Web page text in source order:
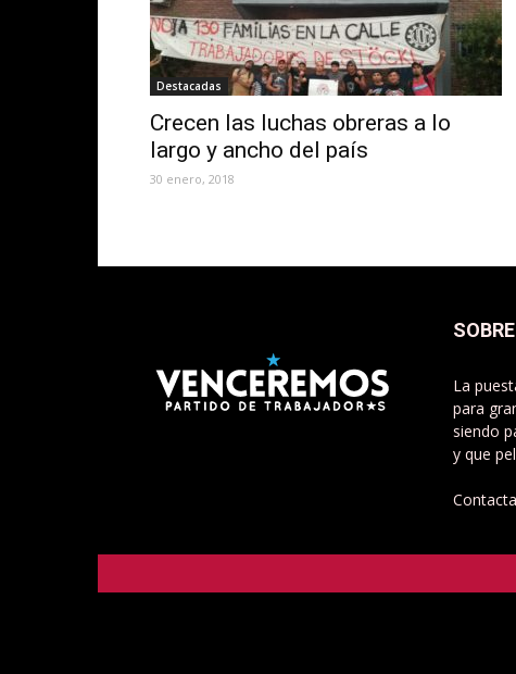
Destacadas
Crecen las luchas obreras a lo
largo y ancho del país
30 enero, 2018
La
para
siendo
y que